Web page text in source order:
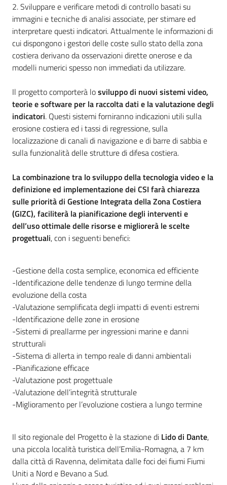
2. Sviluppare e verificare metodi di controllo basati su
immagini e tecniche di analisi associate, per stimare ed
interpretare questi indicatori. Attualmente le informazioni di
cui dispongono i gestori delle coste sullo stato della zona
costiera derivano da osservazioni dirette onerose e da
modelli numerici spesso non immediati da utilizzare.
Il progetto comporterà losviluppo di nuovi sistemi video,
teorie e software per la raccolta dati e la valutazione degli
indicatori. Questi sistemi forniranno indicazioni utili sulla
erosione costiera ed i tassi di regressione, sulla
localizzazione di canali di navigazione e di barre di sabbia e
sulla funzionalità delle strutture di difesa costiera.
La combinazione tra lo sviluppo della tecnologia video e la
definizione ed implementazione dei CSI farà chiarezza
sulle priorità di Gestione Integrata della Zona Costiera
(GIZC), faciliterà la pianificazione degli interventi e
dell’uso ottimale delle risorse e migliorerà le scelte
progettuali, con i seguenti benefici:
-Gestione della costa semplice, economica ed efficiente
-Identificazione delle tendenze di lungo termine della
evoluzione della costa
-Valutazione semplificata degli impatti di eventi estremi
-Identificazione delle zone in erosione
-Sistemi di preallarme per ingressioni marine e danni
strutturali
-Sistema di allerta in tempo reale di danni ambientali
-Pianificazione efficace
-Valutazione post progettuale
-Valutazione dell’integrità strutturale
-Miglioramento per l’evoluzione costiera a lungo termine
Il sito regionale del Progetto è la stazione di Lido di Dante,
una piccola località turistica dell’Emilia-Romagna, a 7 km
dalla città di Ravenna, delimitata dalle foci dei fiumi Fiumi
Uniti a Nord e Bevano a Sud.